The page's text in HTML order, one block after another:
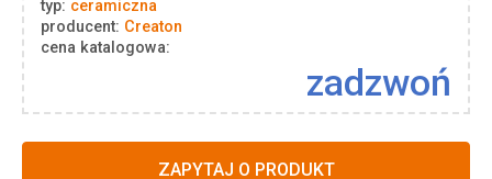
typ: ceramiczna
producent: Creaton
cena katalogowa:
zadzwoń
ZAPYTAJ O PRODUKT